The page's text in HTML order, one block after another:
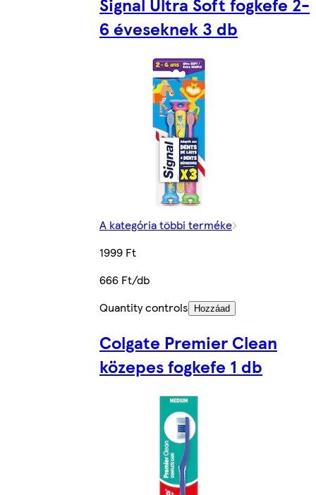
6 éveseknek 3 db
A kategória többi terméke
1999 Ft
666 Ft/db
Quantity controls
Hozzáad
Colgate Premier Clean
közepes fogkefe 1 db